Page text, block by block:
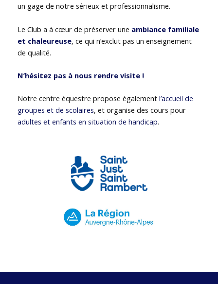
un gage de notre sérieux et professionnalisme.
Le Club a à cœur de préserver une ambiance familiale
et chaleureuse, ce qui n’exclut pas un enseignement
de qualité.
N’hésitez pas à nous rendre visite !
Notre centre équestre propose égalementl’accueil de
groupes et de scolaires, et organise des cours pour
adultes et enfants en situation de handicap.